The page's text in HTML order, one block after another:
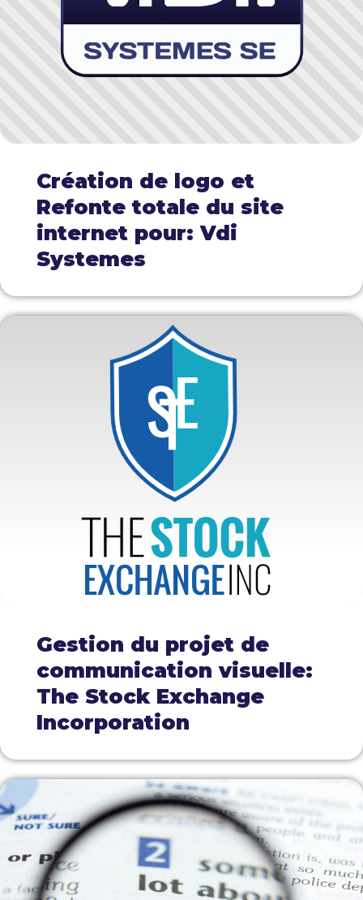
Création de logo et
Refonte totale du site
internet pour: Vdi
Systemes
Gestion du projet de
communication visuelle:
The Stock Exchange
Incorporation